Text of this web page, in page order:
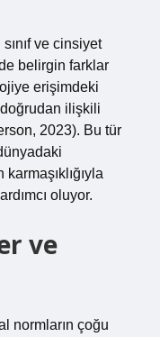
ve cinsiyet
belirgin farklar
erişimdeki
ilişkili
2023). Bu tür
oluyor.
ve
normların çoğu